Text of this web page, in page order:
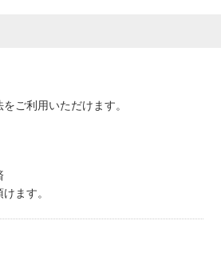
ご利用いただけます。
ます。